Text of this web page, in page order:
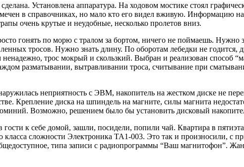
Установлена аппаратура. На ходовом мостике стоял
в справочниках, но мало кто его видел вживую. Информацию
очень крутые и неудобные, несколько пролетов вниз.
гонять по морю с тралом за бортом, ничего не поймаешь. Нужно
тросов. Нужно знать длину. По оборотам лебедки не годится,
трос мокрый и скользкий. Выбран и реализован способ
разматывании, вытравливании троса, считывание при
неприятность с ЭВМ, накопитель на жестком диске не
Крепление диска на шпиндель на магните, силы магнита
Возможно, решением было бы установить дисковый
к себе домой, зашли, посидели, попили чай. Квартира в
класса сложности Электроника ТА1-003. Это так и произносили, с
типа записи с радиопрограммы “Ваш магнитофон”.